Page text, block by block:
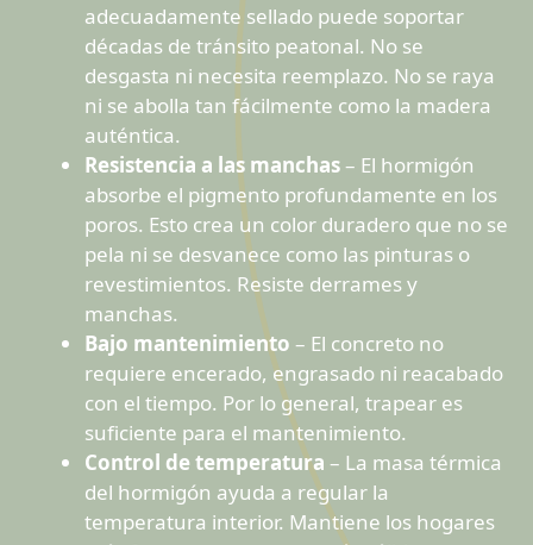
adecuadamente sellado puede soportar
décadas de tránsito peatonal. No se
desgasta ni necesita reemplazo. No se raya
ni se abolla tan fácilmente como la madera
auténtica.
Resistencia a las manchas– El hormigón
absorbe el pigmento profundamente en los
poros. Esto crea un color duradero que no se
pela ni se desvanece como las pinturas o
revestimientos. Resiste derrames y
manchas.
Bajo mantenimiento – El concreto no
requiere encerado, engrasado ni reacabado
con el tiempo. Por lo general, trapear es
suficiente para el mantenimiento.
Control de temperatura – La masa térmica
del hormigón ayuda a regular la
temperatura interior. Mantiene los hogares